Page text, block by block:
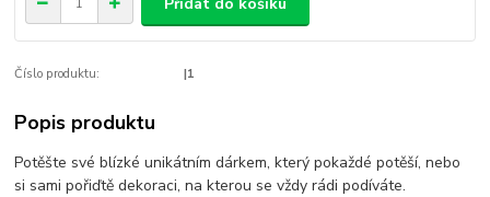
Číslo produktu: |1
Popis produktu
Potěšte své blízké unikátním dárkem, který pokaždé potěší, nebo
si sami pořiďtě dekoraci, na kterou se vždy rádi podíváte.